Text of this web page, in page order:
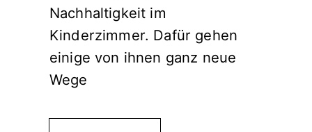
Nachhaltigkeit im
Kinderzimmer. Dafür gehen
einige von ihnen ganz neue
Wege